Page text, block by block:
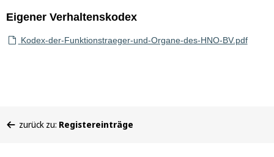
Eigener Verhaltenskodex
Kodex-der-Funktionstraeger-und-Organe-des-HNO-BV.pdf
befinden
zurück zu: Registereinträge